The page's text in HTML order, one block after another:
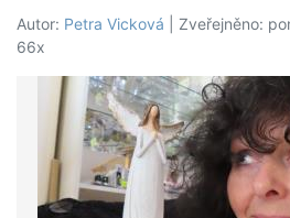
Autor: Petra Vicková | Zveřejněno:
66x